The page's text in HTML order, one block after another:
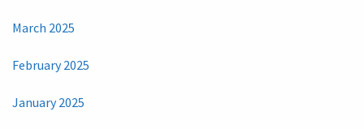
March 2025
February 2025
January 2025